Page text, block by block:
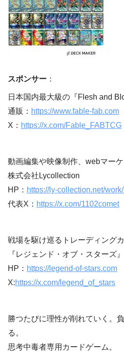
スポンサー ：
日本国内最大級の『Flesh and
通販： https://www.fable-fab.com
X： https://x.com/Fable_FABTCG
動画編集や映像制作、webマー
株式会社Lycollection
HP： https://ly-collection.net/
代表X： https://x.com/1102comet
戦場を駆け巡るトレーディング
『レジェンド・オブ・スターズ』
HP： https://legend-of-stars.com
X:https://x.com/legend_of_stars
勝つたびに理性が削れていく。
る。
思考中毒者専用カードゲーム。